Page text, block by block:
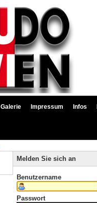
Galerie Impressum Infos
Melden Sie sich an
Benutzername
Passwort